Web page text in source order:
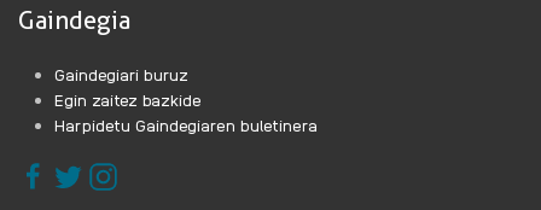
Gaindegia
Gaindegiari buruz
Egin zaitez bazkide
Harpidetu Gaindegiaren buletinera